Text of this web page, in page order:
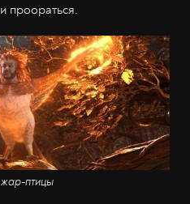
проораться.
птицы